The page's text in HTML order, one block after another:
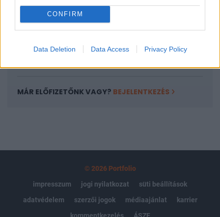
CONFIRM
Data Deletion Data Access Privacy Policy
Portfolio.hu teljes cikkarchívum
Kötéslisták: BÉT elmúlt 2 év napon belüli
kötéslistái
MÁR ELŐFIZETŐNK VAGY? BEJELENTKEZÉS
© 2026 Portfolio
impresszum
jogi nyilatkozat
süti beállítások
adatvédelem
szerzői jogok médiaajánlat
karrier
kommentkezelés
ÁSZF